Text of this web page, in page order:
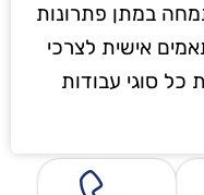
במתן פתרונות
אישית לצרכי
סוגי עבודות